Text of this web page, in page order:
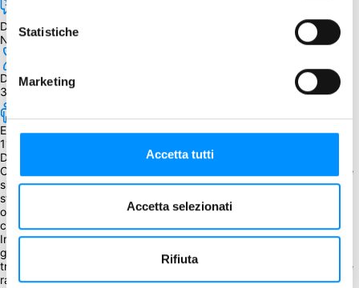
Statistiche
Marketing
Accetta tutti
Accetta selezionati
Rifiuta
Dipendenza dalla lingua
Nessuna
Durata
30 min.
Età
11+
Descrizione
Come si può far stare tutta questa "roba" nella propria testa? Come
si fa a organizzarla in modo divertente e appagante, senza che sia
stressante? I dadi (proprio come la vita) vi tireranno le cose, ma voi
organizzate i vostri obiettivi e le vostre priorità (polimini) nel vostro
cervello.
Inspirare... espirare... raggiungere la serenità! Mind Space è un
gioco riflessivo in cui i giocatori cercano di trovare calma e
tranquillità aggiungendo attività al proprio cervello. Ogni obiettivo è
rappresentato da una forma di poliomino di un determinato colore.